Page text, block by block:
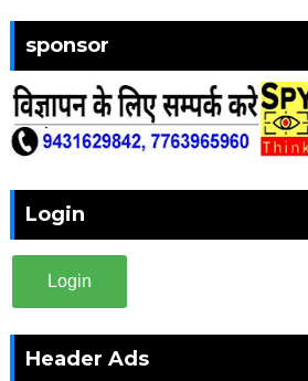
sponsor
Login
Login
Header Ads